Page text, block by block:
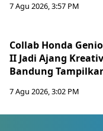
7 Agu 2026, 3:57 PM
Collab Honda
II Jadi Ajang
Bandung
7 Agu 2026, 3:02 PM